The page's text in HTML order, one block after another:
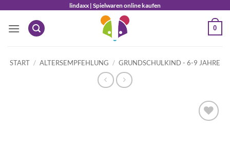
springen
lindaxx | Spielwaren online kaufen
0
START / ALTERSEMPFEHLUNG / GRUNDSCHULKIND - 6-9 JAHRE